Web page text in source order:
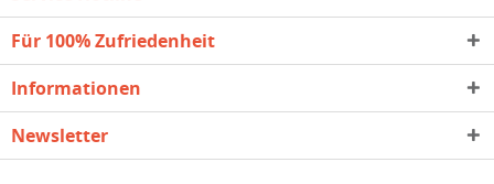
Für 100% Zufriedenheit
Informationen
Newsletter